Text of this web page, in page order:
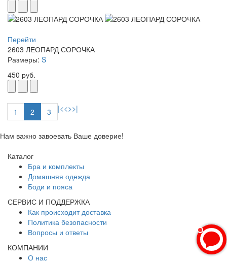
Перейти
2603 ЛЕОПАРД СОРОЧКА
Размеры: S
450 руб.
|<<
1 2 3 >>|
Нам важно завоевать Ваше доверие!
Каталог
Бра и комплекты
Домашняя одежда
Боди и пояса
СЕРВИС И ПОДДЕРЖКА
Как происходит доставка
Политика безопасности
Вопросы и ответы
КОМПАНИИ
О нас
Введите сообщение
Анастасия